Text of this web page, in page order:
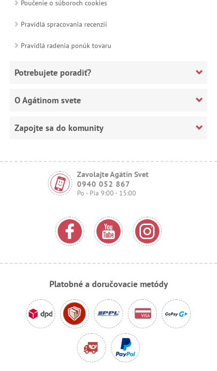
Poučenie o súboroch cookies
Pravidlá spracovania recenzií
Pravidlá radenia ponúk tovaru
Potrebujete poradiť?
O Agátinom svete
Zapojte sa do komunity
Zavolajte Agátin Svet
0940 052 867
Po - Pia 9:00 - 15:00
Platobné a doručovacie metódy